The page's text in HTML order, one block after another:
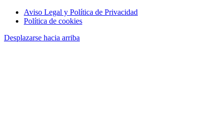
Aviso Legal y Política de Privacidad
Política de cookies
Desplazarse hacia arriba